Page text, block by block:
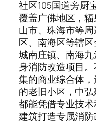
社区105国道旁厨
覆盖广佛地区，
山市、珠海市等
区、南海区等辖
城南庄镇、南海
身消防改造项目
集的商业综合体
的老旧小区，中
都能凭借专业技
建筑打造专属消防